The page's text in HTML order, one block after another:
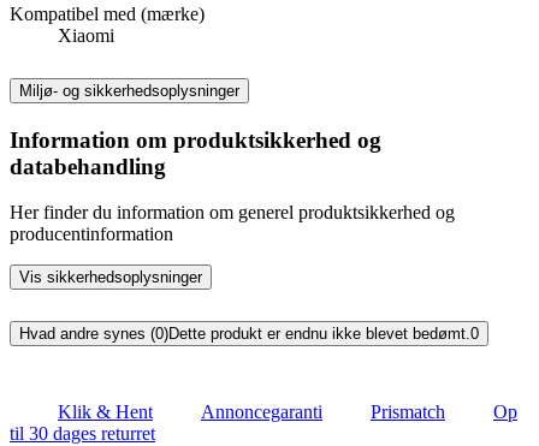
Kompatibel med (mærke)
Xiaomi
Miljø- og sikkerhedsoplysninger
Information om produktsikkerhed og
databehandling
Her finder du information om generel produktsikkerhed og
producentinformation
Vis sikkerhedsoplysninger
Hvad andre synes (0)Dette produkt er endnu ikke blevet bedømt.0
Klik & Hent Annoncegaranti Prismatch
Op
til 30 dages returret